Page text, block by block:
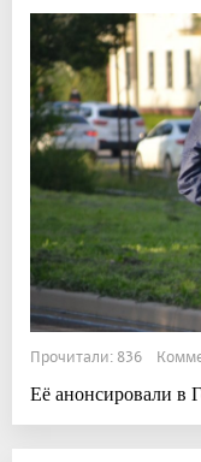
Прочитали: 836
Её анонсировали в